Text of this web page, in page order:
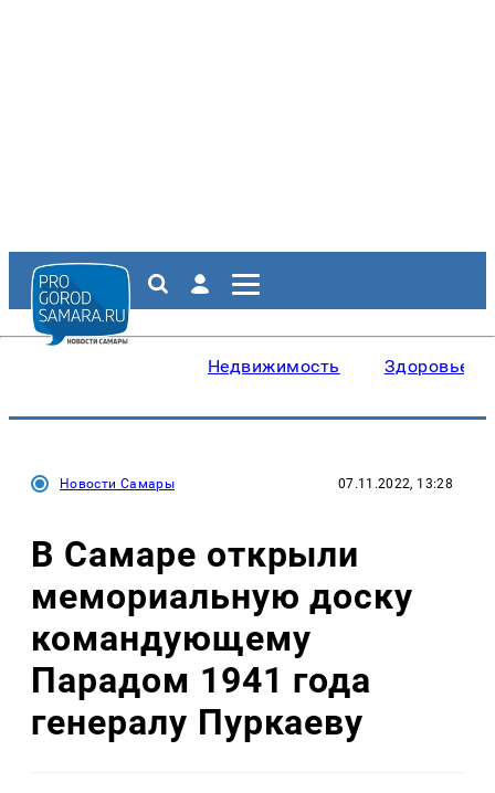
Недвижимость Здоровье
Новости Самары 07.11.2022, 13:28
В Самаре открыли
мемориальную доску
командующему
Парадом 1941 года
генералу Пуркаеву